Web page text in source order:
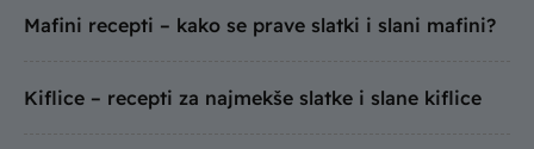
Mafini recepti – kako se prave slatki i slani mafini?
Kiflice – recepti za najmekše slatke i slane kiflice